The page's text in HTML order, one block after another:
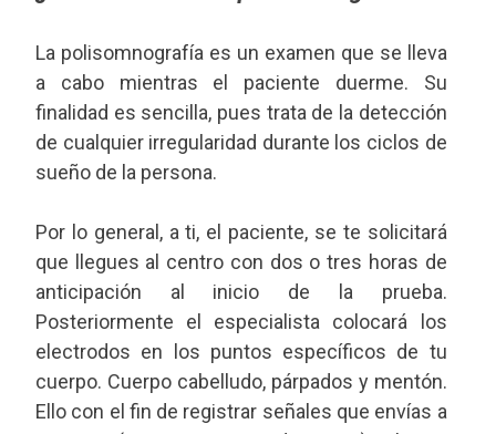
La polisomnografía es un examen que se lleva
a cabo mientras el paciente duerme. Su
finalidad es sencilla, pues trata de la detección
de cualquier irregularidad durante los ciclos de
sueño de la persona.
Por lo general, a ti, el paciente, se te solicitará
que llegues al centro con dos o tres horas de
anticipación al inicio de la prueba.
Posteriormente el especialista colocará los
electrodos en los puntos específicos de tu
cuerpo. Cuerpo cabelludo, párpados y mentón.
Ello con el fin de registrar señales que envías a